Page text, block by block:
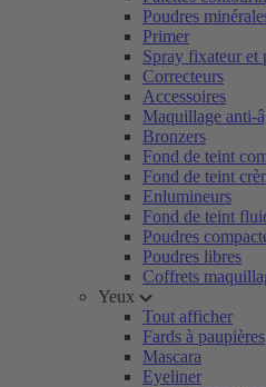
Poudres
Primer
Spray fixateur et
Correcteurs
Accessoires
Maquillage anti-
Bronzers
Fond de teint
Fond de teint
Enlumineurs
Fond de teint
Poudres
Poudres libres
Coffrets
Yeux
Tout afficher
Fards à paupières
Mascara
Eyeliner